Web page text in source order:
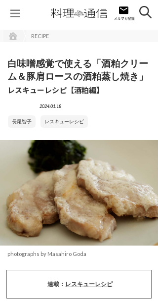
RECIPE
白味噌感覚で使える「酒粕クリー
ム＆豚肩ロースの酒粕蒸し焼き」
レスキューレシピ【酒粕編】
2024.01.18
長尾智子 レスキューレシピ
photographs by Masahiro Goda
連載： レスキューレシピ